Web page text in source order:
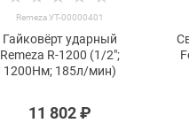
Remeza УТ-00000401
Гайковёрт ударный
Remeza R-1200 (1/2";
1200Нм; 185л/мин)
11 802 ₽